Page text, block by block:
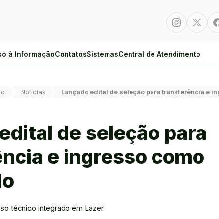
Instagram
à InformaçãoContatosSistemasCentral de Atendimento
Notícias Lançado edital de seleção para transferência e
de seleção para
e ingresso como
técnico integrado em Lazer